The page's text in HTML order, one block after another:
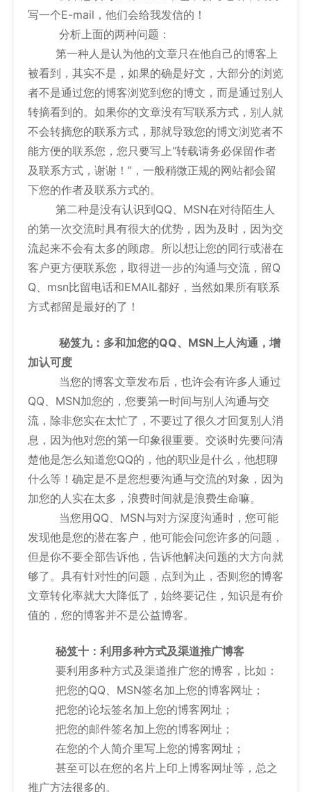
写一个E-mail，他们会给我发信的！
分析上面的两种问题：
第一种人是认为他的文章只在他自己的博客上
被看到，其实不是，如果的确是好文，大部分的浏览
者不是通过您的博客浏览到您的博文，而是通过别人
转摘看到的。如果你的文章没有写联系方式，别人就
不会转摘您的联系方式，那就导致您的博文浏览者不
能方便的联系您，您只要写上“转载请务必保留作者
及联系方式，谢谢！”，一般稍微正规的网站都会留
下您的作者及联系方式的。
第二种是没有认识到QQ、MSN在对待陌生人
的第一次交流时具有很大的优势，因为及时，因为交
流起来不会有太多的顾虑。所以想让您的同行或潜在
客户更方便联系您，取得进一步的沟通与交流，留Q
Q、msn比留电话和EMAIL都好，当然如果所有联系
方式都留是最好的了！
秘笈九：多和加您的QQ、MSN上人沟通，增
加认可度
当您的博客文章发布后，也许会有许多人通过
QQ、MSN加您的，您要第一时间与别人沟通与交
流，除非您实在太忙了，不要过了很久才回复别人消
息，因为他对您的第一印象很重要。交谈时先要问清
楚他是怎么知道您QQ的，他的职业是什么，他想聊
什么等！确定是不是您想要沟通与交流的对象，因为
加您的人实在太多，浪费时间就是浪费生命嘛。
当您用QQ、MSN与对方深度沟通时，您可能
发现他是您的潜在客户，他可能会问您许多的问题，
但是你不要全部告诉他，告诉他解决问题的大方向就
够了。具有针对性的问题，点到为止，否则您的博客
文章转化率就大大降低了，始终要记住，知识是有价
值的，您的博客并不是公益博客。
秘笈十：利用多种方式及渠道推广博客
要利用多种方式及渠道推广您的博客，比如：
把您的QQ、MSN签名加上您的博客网址；
把您的论坛签名加上您的博客网址；
把您的邮件签名加上您的博客网址；
在您的个人简介里写上您的博客网址；
甚至可以在您的名片上印上博客网址等，总之
推广方法很多的。